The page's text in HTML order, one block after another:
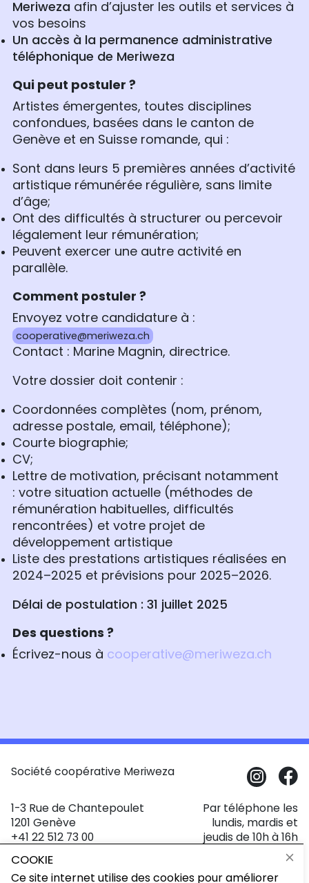
Meriweza afin d’ajuster les outils et services à
vos besoins
Un accès à la permanence administrative
téléphonique de Meriweza
Qui peut postuler ?
Artistes émergentes, toutes disciplines
confondues, basées dans le canton de
Genève et en Suisse romande, qui :
Sont dans leurs 5 premières années d’activité
artistique rémunérée régulière, sans limite
d’âge;
Ont des difficultés à structurer ou percevoir
légalement leur rémunération;
Peuvent exercer une autre activité en
parallèle.
Comment postuler ?
Envoyez votre candidature à :
cooperative@meriweza.ch
Contact : Marine Magnin, directrice.
Votre dossier doit contenir :
Coordonnées complètes (nom, prénom,
adresse postale, email, téléphone);
Courte biographie;
CV;
Lettre de motivation, précisant notamment
: votre situation actuelle (méthodes de
rémunération habituelles, difficultés
rencontrées) et votre projet de
développement artistique
Liste des prestations artistiques réalisées en
2024–2025 et prévisions pour 2025–2026.
Délai de postulation : 31 juillet 2025
Des questions ?
Écrivez-nous à cooperative@meriweza.ch
Société coopérative Meriweza
1-3 Rue de Chantepoulet
1201 Genève
+41 22 512 73 00
Par téléphone les
lundis, mardis et
jeudis de 10h à 16h
Politique de confidentialité
COOKIE
Ce site internet utilise des cookies pour améliorer